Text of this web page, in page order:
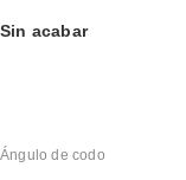
Sin acabar
Ángulo de codo